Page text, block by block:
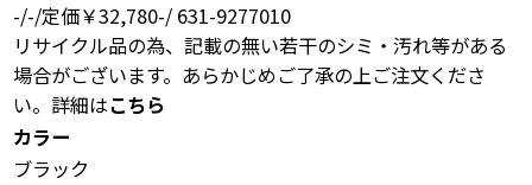
-/-/定価￥32,780-/ 631-9277010
リサイクル品の為、記載の無い若干のシミ・汚れ等がある
場合がございます。あらかじめご了承の上ご注文くださ
い。詳細はこちら
カラー
ブラック